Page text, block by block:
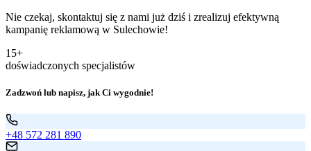
Nie czekaj, skontaktuj się z nami już dziś i zrealizuj efektywną
kampanię reklamową w Sulechowie!
15+
doświadczonych specjalistów
Zadzwoń lub napisz, jak Ci wygodnie!
+48 572 281 890